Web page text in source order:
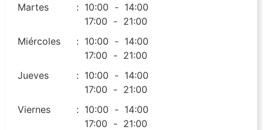
Martes
: 10:00 - 14:00
17:00 - 21:00
Miércoles
: 10:00 - 14:00
17:00 - 21:00
Jueves
: 10:00 - 14:00
17:00 - 21:00
Viernes
: 10:00 - 14:00
17:00 - 21:00